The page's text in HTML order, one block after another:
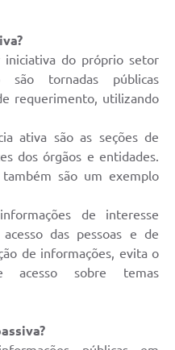
iniciativa do próprio setor
tornadas públicas
requerimento, utilizando
ativa são as seções de
dos órgãos e entidades.
são um exemplo
de interesse
das pessoas e de
de informações, evita o
acesso sobre temas